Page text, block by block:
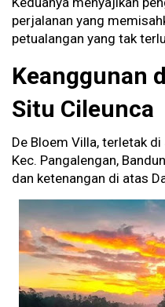
perjalanan yang
petualangan yang tak
Keanggunan
Situ Cileunca
De Bloem Villa, terletak
Kec. Pangalengan,
dan ketenangan di atas